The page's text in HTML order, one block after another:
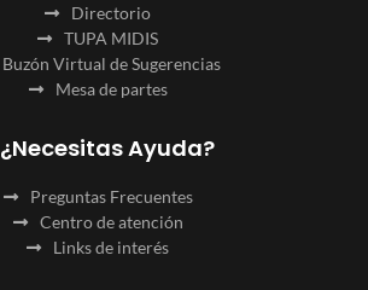
Directorio
TUPA MIDIS
Buzón Virtual de Sugerencias
Mesa de partes
¿Necesitas Ayuda?
Preguntas Frecuentes
Centro de atención
Links de interés